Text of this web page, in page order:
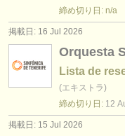
締め切り日: n/a
掲載日: 16 Jul 2026
Orquesta
Lista de
(エキストラ)
締め切り日: 12
掲載日: 15 Jul 2026